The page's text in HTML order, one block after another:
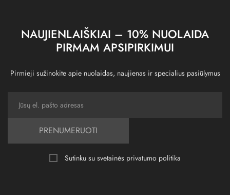
NAUJIENLAIŠKIAI – 10% NUOLAIDA
PIRMAM APSIPIRKIMUI
Pirmieji sužinokite apie nuolaidas, naujienas ir specialius pasiūlymus
PRENUMERUOTI
Sutinku su svetainės privatumo politika